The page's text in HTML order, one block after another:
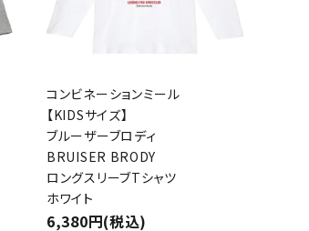
コンビネーションミール
【KIDSサイズ】
ブルーザーブロディ
BRUISER BRODY
ロングスリーブTシャツ
ホワイト
6,380円(税込)